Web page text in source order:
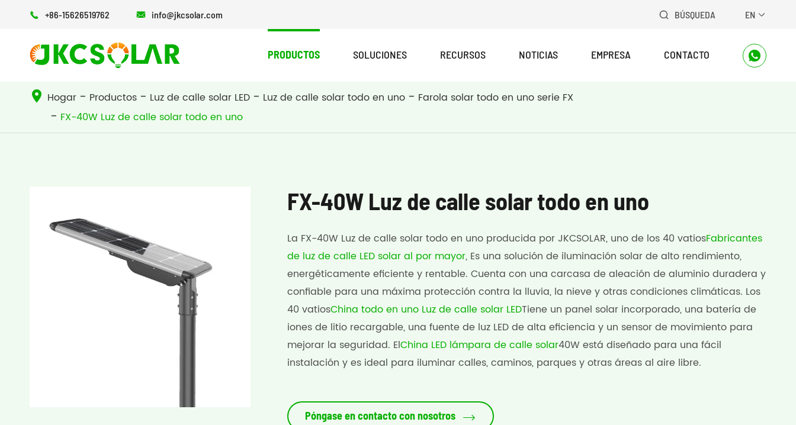
 +86-15626519762  info@jkcsolar.com  BÚSQUEDA EN 
PRODUCTOS SOLUCIONES RECURSOS NOTICIAS EMPRESA CONTACTO 
Hogar Productos Luz de calle solar LED Luz de calle solar todo en uno
Farola solar todo en uno serie FX
FX-40W Luz de calle solar todo en uno
FX-40W Luz de calle solar todo en uno
La FX-40W Luz de calle solar todo en uno producida por JKCSOLAR, uno de los 40 vatiosFabricantes
de luz de calle LED solar al por mayor, Es una solución de iluminación solar de alto rendimiento,
energéticamente eficiente y rentable. Cuenta con una carcasa de aleación de aluminio duradera y
confiable para una máxima protección contra la lluvia, la nieve y otras condiciones climáticas. Los
40 vatiosChina todo en uno Luz de calle solar LEDTiene un panel solar incorporado, una batería de
iones de litio recargable, una fuente de luz LED de alta eficiencia y un sensor de movimiento para
mejorar la seguridad. ElChina LED lámpara de calle solar40W está diseñado para una fácil
instalación y es ideal para iluminar calles, caminos, parques y otras áreas al aire libre.
Póngase en contacto con nosotros 